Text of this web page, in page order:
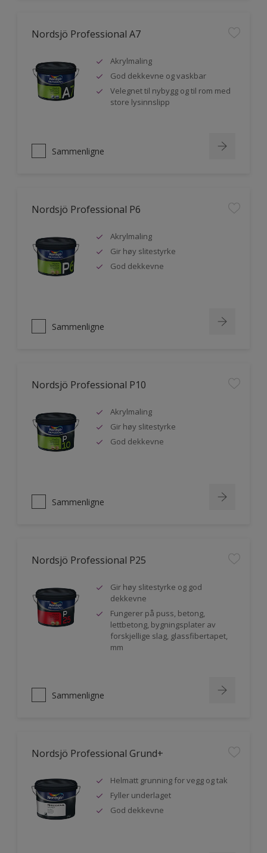
Nordsjö Professional A7
Akrylmaling
God dekkevne og vaskbar
Velegnet til nybygg og til rom med
store lysinnslipp
Sammenligne
Nordsjö Professional P6
Akrylmaling
Gir høy slitestyrke
God dekkevne
Sammenligne
Nordsjö Professional P10
Akrylmaling
Gir høy slitestyrke
God dekkevne
Sammenligne
Nordsjö Professional P25
Gir høy slitestyrke og god
dekkevne
Fungerer på puss, betong,
lettbetong, bygningsplater av
forskjellige slag, glassfibertapet,
mm
Sammenligne
Nordsjö Professional Grund+
Helmatt grunning for vegg og tak
Fyller underlaget
God dekkevne